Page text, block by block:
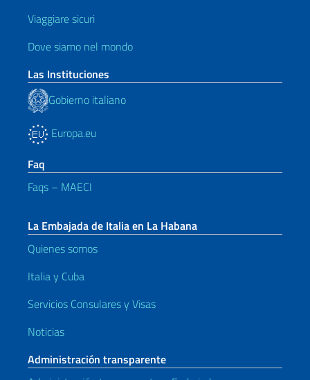
Viaggiare sicuri
Dove siamo nel mondo
Las Instituciones
Gobierno italiano
Europa.eu
Faq
Faqs – MAECI
La Embajada de Italia en La Habana
Quienes somos
Italia y Cuba
Servicios Consulares y Visas
Noticias
Administración transparente